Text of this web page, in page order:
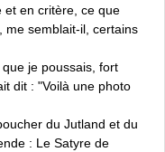
et en critère, ce que
me semblait-il, certains
je poussais, fort
dit : "Voilà une photo
du Jutland et du
: Le Satyre de